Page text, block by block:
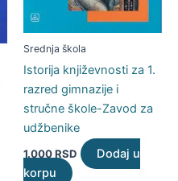
Srednja škola
Istorija književnosti za 1.
razred gimnazije i
stručne škole-Zavod za
udžbenike
1.000RSD
Dodaj u
korpu